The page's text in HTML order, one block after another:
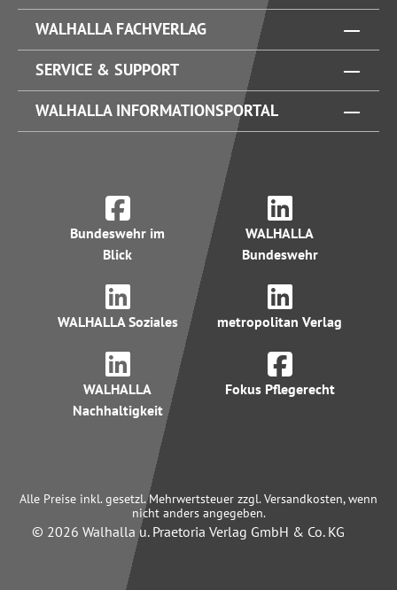
WALHALLA FACHVERLAG
SERVICE & SUPPORT
WALHALLA INFORMATIONSPORTAL
Bundeswehr im
Blick
WALHALLA
Bundeswehr
WALHALLA Soziales metropolitan Verlag
WALHALLA
Nachhaltigkeit
Fokus Pflegerecht
Alle Preise inkl. gesetzl. Mehrwertsteuer zzgl. Versandkosten, wenn
nicht anders angegeben.
© 2026 Walhalla u. Praetoria Verlag GmbH & Co. KG